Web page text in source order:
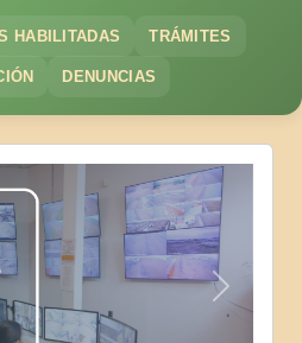
HABILITADAS TRÁMITES
DENUNCIAS
Siguiente